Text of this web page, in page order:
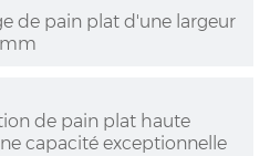
de pain plat d'une largeur
de pain plat haute
capacité exceptionnelle